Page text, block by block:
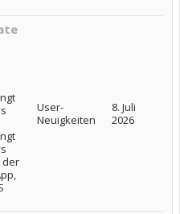
der
User-
Neuigkeiten
8. Juli
2026